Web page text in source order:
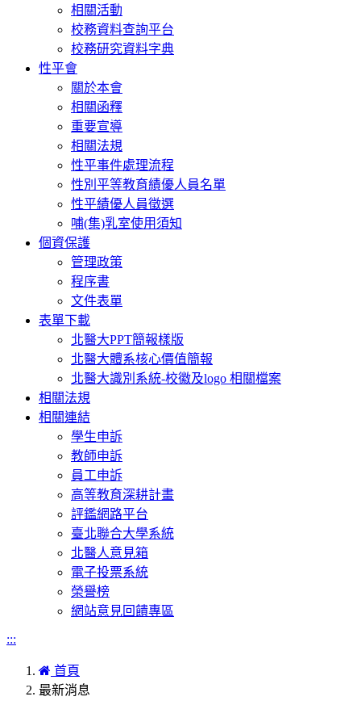
相關活動
校務資料查詢平台
校務研究資料字典
性平會
關於本會
相關函釋
重要宣導
相關法規
性平事件處理流程
性別平等教育績優人員名單
性平績優人員徵選
哺(集)乳室使用須知
個資保護
管理政策
程序書
文件表單
表單下載
北醫大PPT簡報樣版
北醫大體系核心價值簡報
北醫大識別系統-校徽及logo 相關檔案
相關法規
相關連結
學生申訴
教師申訴
員工申訴
高等教育深耕計畫
評鑑網路平台
臺北聯合大學系統
北醫人意見箱
電子投票系統
榮譽榜
網站意見回饋專區
:::
首頁
最新消息